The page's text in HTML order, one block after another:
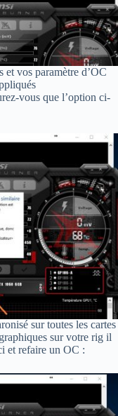
vos paramètre d’OC
vous que l’option ci-
sur toutes les cartes
sur votre rig il
et refaire un OC :